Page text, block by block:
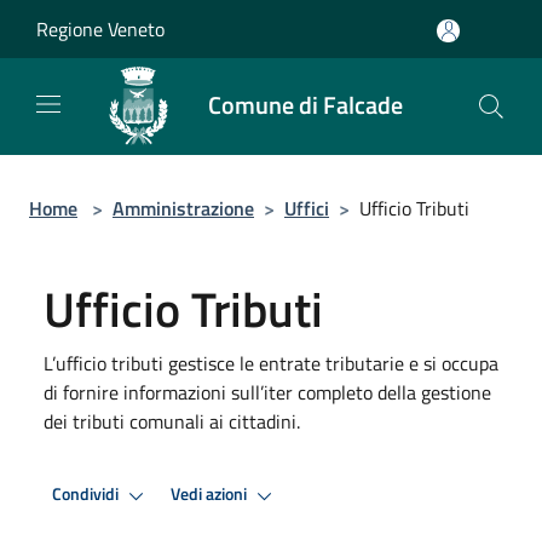
Regione Veneto
Comune di Falcade
Home > Amministrazione > Uffici > Ufficio Tributi
Ufficio Tributi
L’ufficio tributi gestisce le entrate tributarie e si occupa
di fornire informazioni sull’iter completo della gestione
dei tributi comunali ai cittadini.
Condividi Vedi azioni